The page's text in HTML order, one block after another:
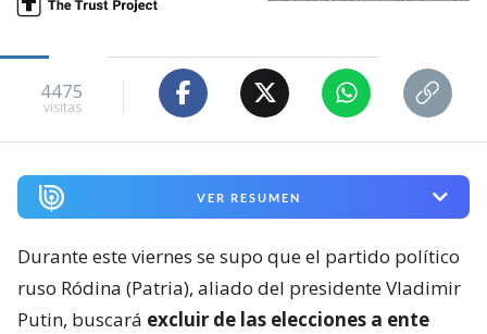
4475
visitas
VER RESUMEN
Durante este viernes se supo que el partido político
ruso Ródina (Patria), aliado del presidente Vladimir
Putin, buscará excluir de las elecciones a ente